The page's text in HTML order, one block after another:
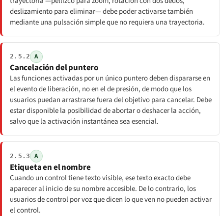
deslizamiento para eliminar— debe poder activarse también
mediante una pulsación simple que no requiera una trayectoria.
2.5.2 A
Cancelación del puntero
Las funciones activadas por un único puntero deben dispararse en
el evento de liberación, no en el de presión, de modo que los
usuarios puedan arrastrarse fuera del objetivo para cancelar. Debe
estar disponible la posibilidad de abortar o deshacer la acción,
salvo que la activación instantánea sea esencial.
2.5.3 A
Etiqueta en el nombre
Cuando un control tiene texto visible, ese texto exacto debe
aparecer al inicio de su nombre accesible. De lo contrario, los
usuarios de control por voz que dicen lo que ven no pueden activar
el control.